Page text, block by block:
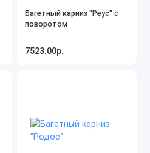
Багетный карниз "Реус" с
поворотом
7523.00р.